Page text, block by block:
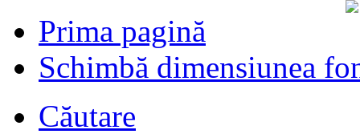
Prima pagină
Schimbă dimensiunea
Căutare